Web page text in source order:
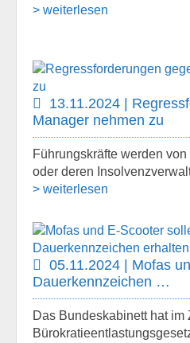
> weiterlesen
13.11.2024 |
Manager nehmen zu
Führungskräfte werden
oder deren
> weiterlesen
05.11.2024 | Mofas
Dauerkennzeichen …
Das Bundeskabinett hat im